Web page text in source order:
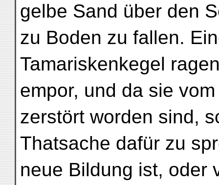
gelbe Sand über den
zu Boden zu fallen.
Tamariskenkegel
empor, und da sie
zerstört worden sind,
Thatsache dafür zu
neue Bildung ist, oder